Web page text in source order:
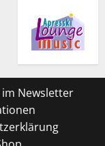
Newsletter